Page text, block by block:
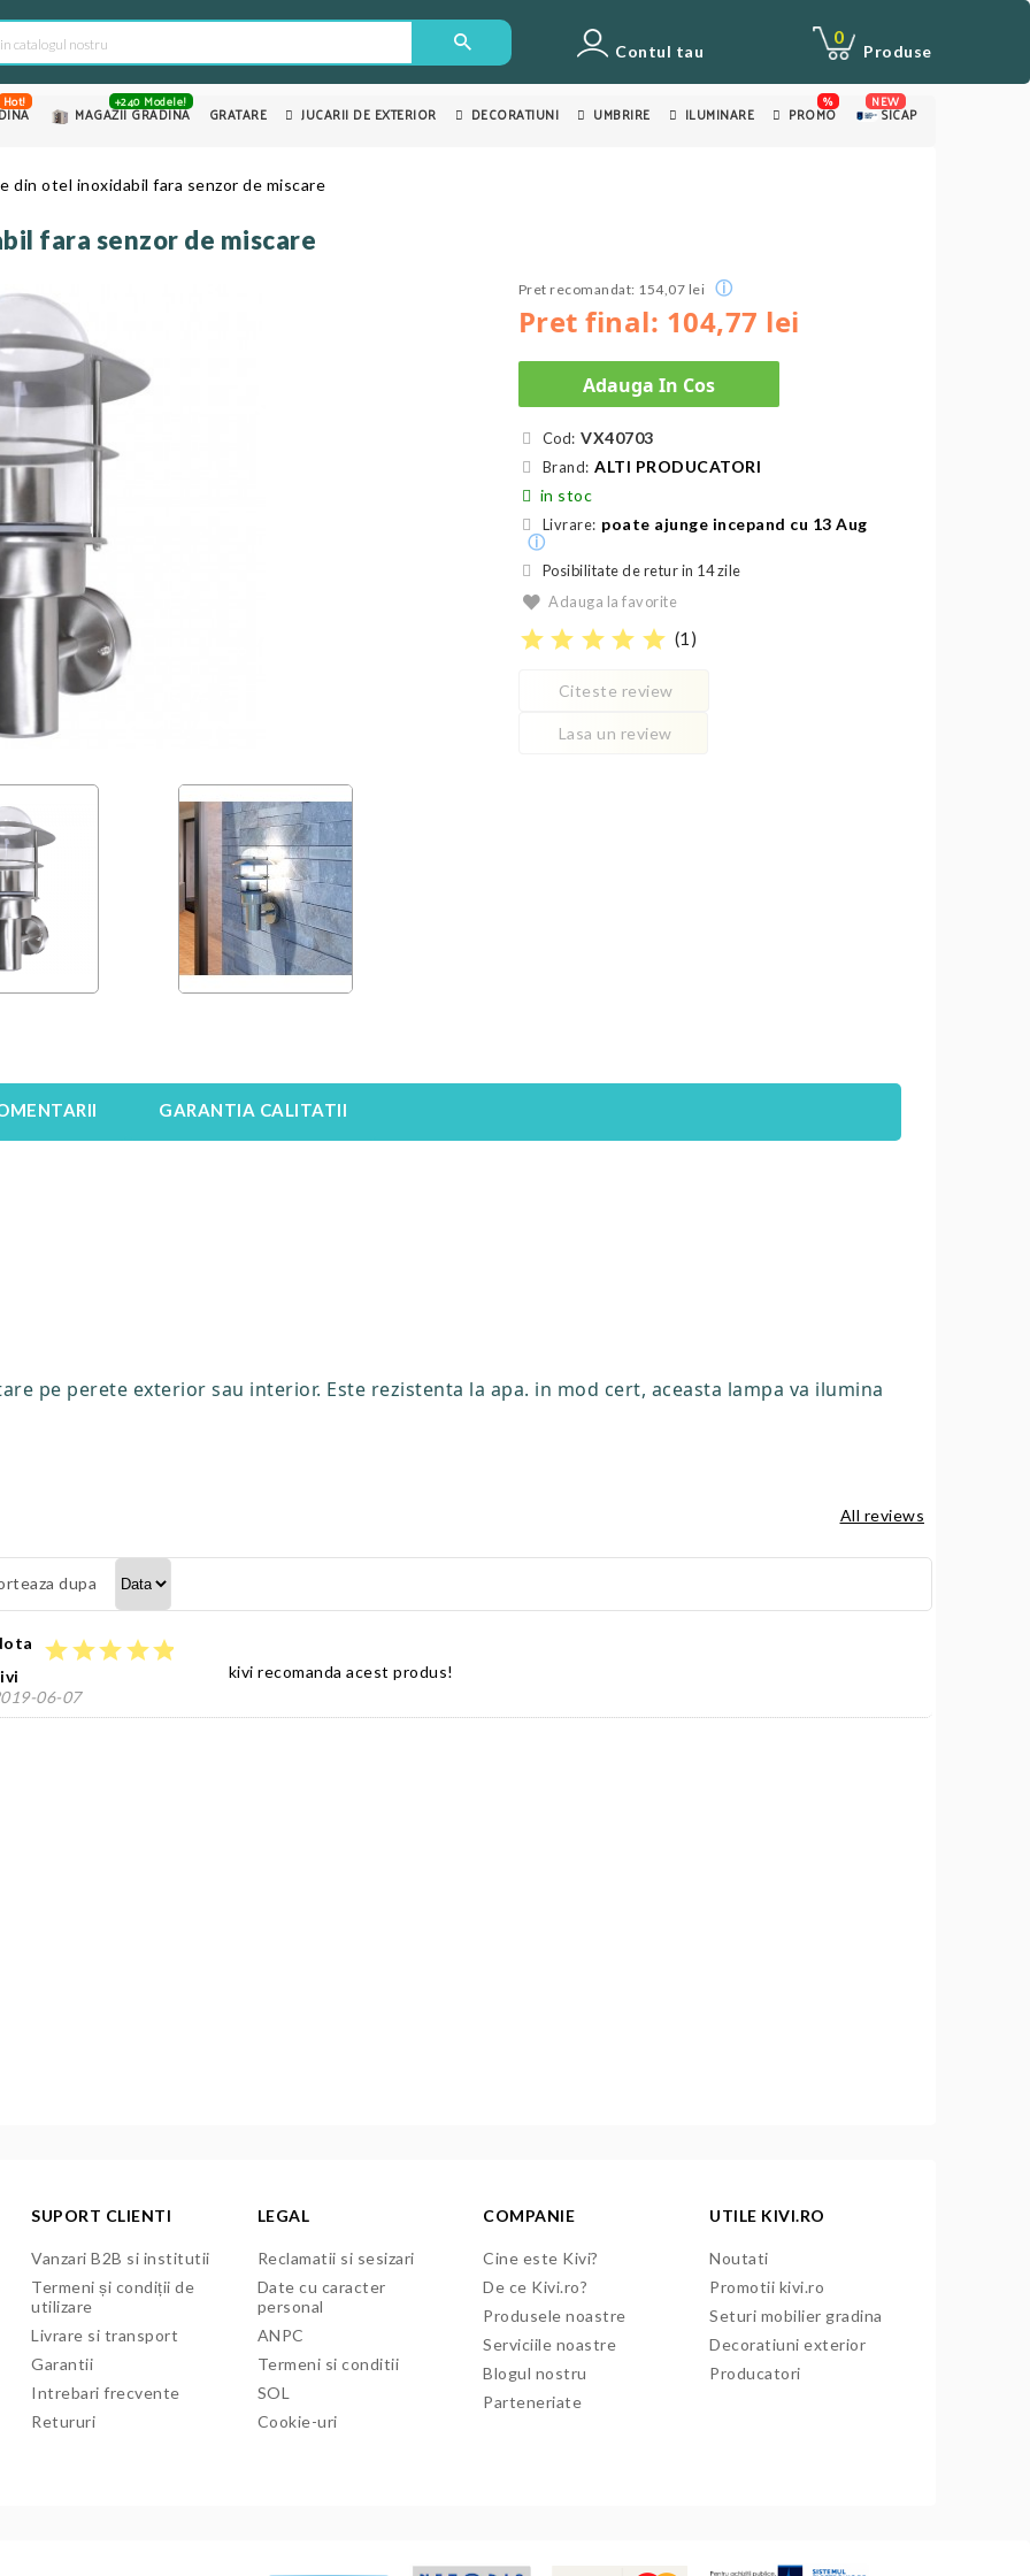
Contul tau Produse
0
Hot!
MAGAZII GRADINA
+240 Modele!
GRATARE JUCARII DE EXTERIOR DECORATIUNI UMBRIRE ILUMINARE PROMO
%
SICAP
NEW
din otel inoxidabil fara senzor de miscare
fara senzor de miscare
Pret final: 104,77 lei
Pret recomandat: 154,07 lei ⓘ
Adauga In Cos
Cod: VX40703
Brand: ALTI PRODUCATORI
in stoc
Livrare: poate ajunge incepand cu 13 Aug
ⓘ
Posibilitate de retur in 14 zile
Adauga la favorite
star star star star star (1 )
Citeste review
Lasa un review
GARANTIA CALITATII
pe perete exterior sau interior. Este rezistenta la apa. in mod cert, aceasta lampa va ilumina
All reviews
dupa
starstarstarstarstar
06-07
kivi recomanda acest produs!
SUPORT CLIENTI
Vanzari B2B si institutii
Termeni și condiții de
utilizare
Livrare si transport
Garantii
Intrebari frecvente
Retururi
LEGAL
Reclamatii si sesizari
Date cu caracter
personal
ANPC
Termeni si conditii
SOL
Cookie-uri
COMPANIE
Cine este Kivi?
De ce Kivi.ro?
Produsele noastre
Serviciile noastre
Blogul nostru
Parteneriate
UTILE KIVI.RO
Noutati
Promotii kivi.ro
Seturi mobilier gradina
Decoratiuni exterior
Producatori